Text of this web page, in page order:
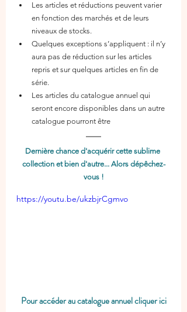
Les articles et réductions peuvent varier
en fonction des marchés et de leurs
niveaux de stocks.
Quelques exceptions s’appliquent : il n’y
aura pas de réduction sur les articles
repris et sur quelques articles en fin de
série.
Les articles du catalogue annuel qui
seront encore disponibles dans un autre
catalogue pourront être
Dernière chance d'acquérir cette sublime
collection et bien d'autre... Alors dépêchez-
vous !
https://youtu.be/ukzbjrCgmvo
Pour accéder au catalogue annuel cliquer ici